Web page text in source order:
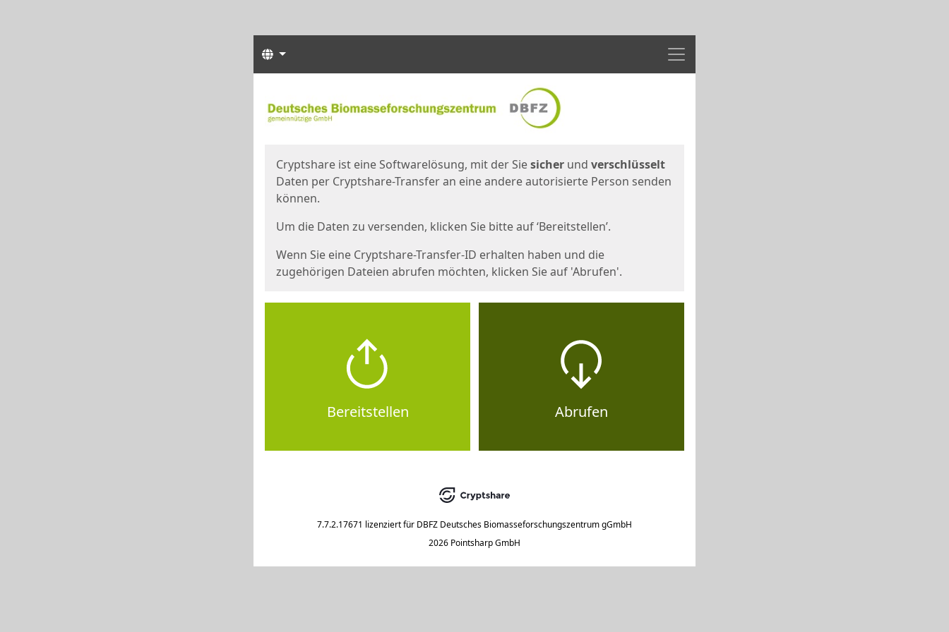
Menü
Sprachen
Cryptshare ist eine Softwarelösung, mit der Siesicher und verschlüsselt
Daten per Cryptshare-Transfer an eine andere autorisierte Person senden
können.
Um die Daten zu versenden, klicken Sie bitte auf ‘Bereitstellen’.
Wenn Sie eine Cryptshare-Transfer-ID erhalten haben und die
zugehörigen Dateien abrufen möchten, klicken Sie auf 'Abrufen'.
Bereitstellen Abrufen
7.7.2.17671 lizenziert für DBFZ Deutsches Biomasseforschungszentrum gGmbH
2026 Pointsharp GmbH